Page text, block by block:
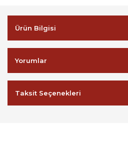
Ürün Bilgisi
Yorumlar
Taksit Seçenekleri